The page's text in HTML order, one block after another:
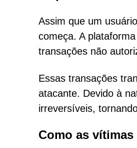
Assim que um
começa. A
transações não
Essas transações
atacante. Devido à
irreversíveis,
Como as